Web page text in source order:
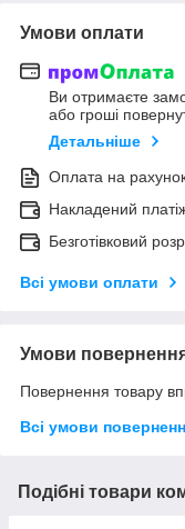
Умови оплати
Ви отримаєте
або гроші
Детальніше
Оплата на
Накладений
Безготівковий
Всі умови оплати
Умови
Повернення товару
Всі умови
Подібні товари